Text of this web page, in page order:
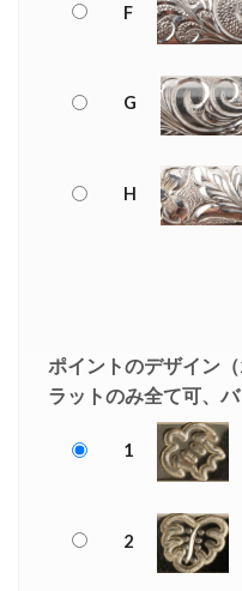
F
G
H
ポイントのデザイン
ラットのみ全て可、バ
1
2